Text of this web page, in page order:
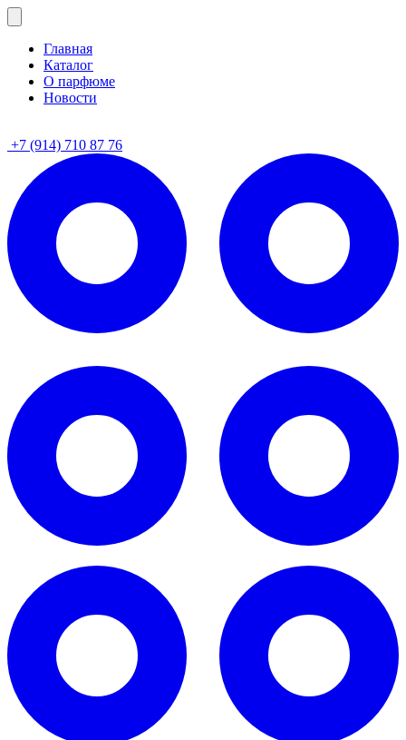
Главная
Каталог
О парфюме
Новости
+7 (914) 710 87 76